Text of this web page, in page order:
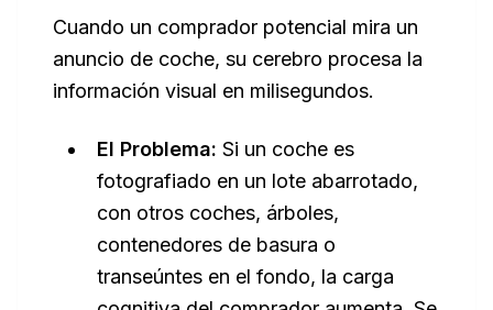
Cuando un comprador potencial mira un
anuncio de coche, su cerebro procesa la
información visual en milisegundos.
El Problema: Si un coche es
fotografiado en un lote abarrotado,
con otros coches, árboles,
contenedores de basura o
transeúntes en el fondo, la carga